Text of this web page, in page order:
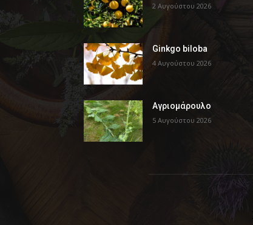
2 Αυγούστου 2026
Ginkgo biloba
4 Αυγούστου 2026
Αγριομάρουλο
5 Αυγούστου 2026